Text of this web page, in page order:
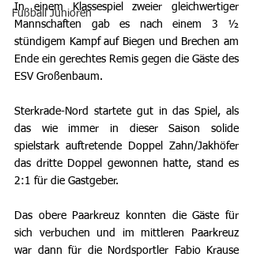
Fußball Junioren
In einem Klassespiel zweier gleichwertiger
Mannschaften gab es nach einem 3 ½
stündigem Kampf auf Biegen und Brechen am
Ende ein gerechtes Remis gegen die Gäste des
ESV Großenbaum.
Sterkrade-Nord startete gut in das Spiel, als
das wie immer in dieser Saison solide
spielstark auftretende Doppel Zahn/Jakhöfer
das dritte Doppel gewonnen hatte, stand es
2:1 für die Gastgeber.
Das obere Paarkreuz konnten die Gäste für
sich verbuchen und im mittleren Paarkreuz
war dann für die Nordsportler Fabio Krause